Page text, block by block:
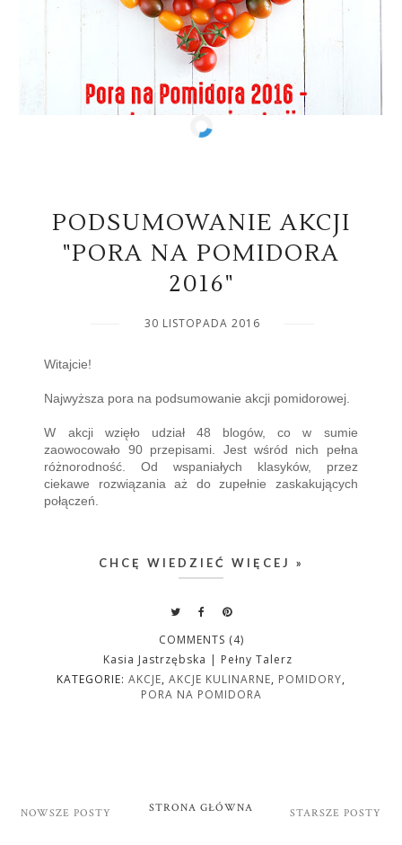
PODSUMOWANIE AKCJI
"PORA NA POMIDORA
2016"
30 LISTOPADA 2016
Witajcie!
Najwyższa pora na podsumowanie akcji pomidorowej.
W akcji wzięło udział 48 blogów, co w sumie
zaowocowało 90 przepisami. Jest wśród nich pełna
różnorodność. Od wspaniałych klasyków, przez
ciekawe rozwiązania aż do zupełnie zaskakujących
połączeń.
CHCĘ WIEDZIEĆ WIĘCEJ »
COMMENTS (4)
Kasia Jastrzębska | Pełny Talerz
KATEGORIE: AKCJE, AKCJE KULINARNE, POMIDORY,
PORA NA POMIDORA
NOWSZE POSTY STARSZE POSTY
STRONA GŁÓWNA